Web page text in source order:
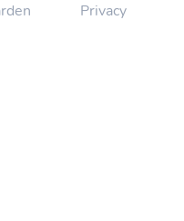
Privacy